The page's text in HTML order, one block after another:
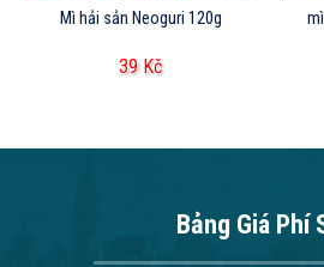
Mì hải sản Neoguri 120g
39 Kč
Bảng Giá Phí